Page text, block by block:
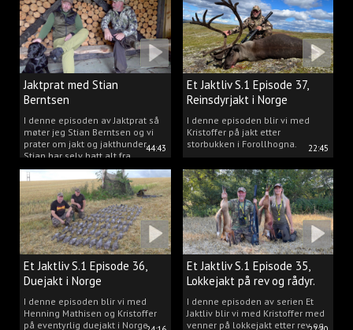
44:43
Jaktprat med Stian
Berntsen
I denne episoden av Jaktprat så
møter jeg Stian Berntsen og vi
prater om jakt og jakthunder.
Stian har selv hatt alt fra
støvere, til elghunder,
rådyrhunder, spetser, apportører
og stående fuglehunder.
22:45
Et Jaktliv S.1 Episode 37,
Reinsdyrjakt i Norge
I denne episoden blir vi med
Kristoffer på jakt etter
storbukken i Forollhogna.
Et Jaktliv S.1 Episode 36,
Duejakt i Norge
I denne episoden blir vi med
Henning Mathisen og Kristoffer
på eventyrlig duejakt i Norge
Et Jaktliv S.1 Episode 35,
Lokkejakt på rev og rådyr.
I denne episoden av serien Et
Jaktliv blir vi med Kristoffer med
venner på lokkejakt etter rev og